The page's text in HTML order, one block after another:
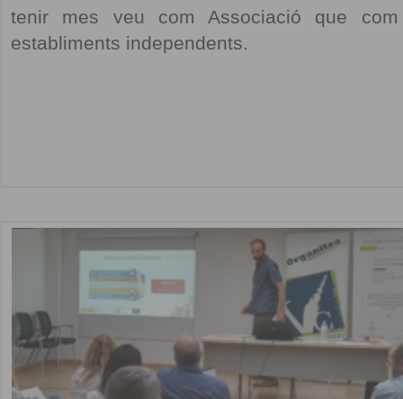
tenir mes veu com Associació que
establiments independents.